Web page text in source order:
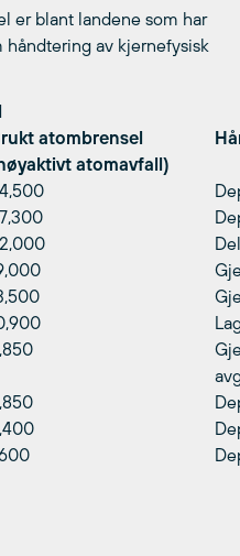
er blant landene som har
håndtering av kjernefysisk
atombrensel
atomavfall)